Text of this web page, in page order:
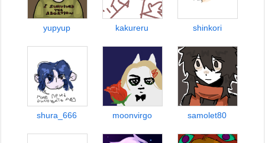
yupyup kakureru shinkori
shura_666 moonvirgo samolet80